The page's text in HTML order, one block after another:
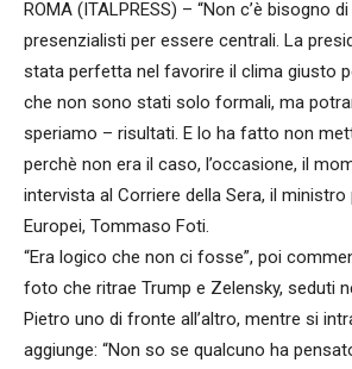
ROMA (ITALPRESS) – “Non c’è bisogno
presenzialisti per essere centrali. La
stata perfetta nel favorire il clima giusto
che non sono stati solo formali, ma
speriamo – risultati. E lo ha fatto non
perchè non era il caso, l’occasione, il
intervista al Corriere della Sera, il
Europei, Tommaso Foti.
“Era logico che non ci fosse”, poi
foto che ritrae Trump e Zelensky, seduti
Pietro uno di fronte all’altro, mentre si
aggiunge: “Non so se qualcuno ha